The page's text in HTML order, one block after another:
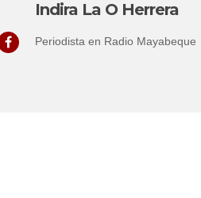
Indira La O Herrera
Periodista en Radio Mayabeque